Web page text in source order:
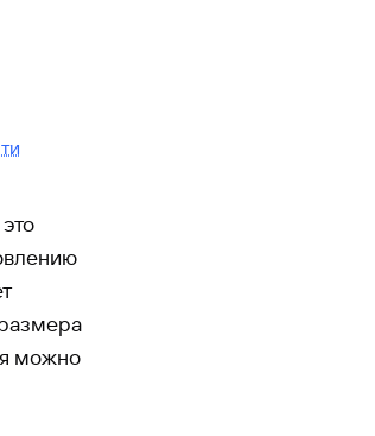
можно